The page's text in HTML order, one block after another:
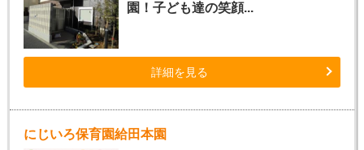
園！子ども達の笑顔...
詳細を見る
にじいろ保育園給田本園